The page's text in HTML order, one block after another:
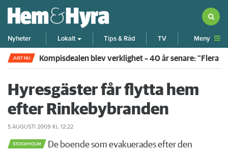
Nyheter Lokalt Tips & Råd TV Meny
JUST NU Kompisdealen blev verklighet – 40 år senare: "Flera
Hyresgäster får flytta hem
efter Rinkebybranden
5 AUGUSTI 2009 KL 12:22
STOCKHOLM
De boende som evakuerades efter den